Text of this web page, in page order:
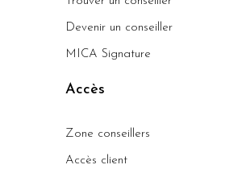
Devenir un conseiller
MICA Signature
Accès
Zone conseillers
Accès client